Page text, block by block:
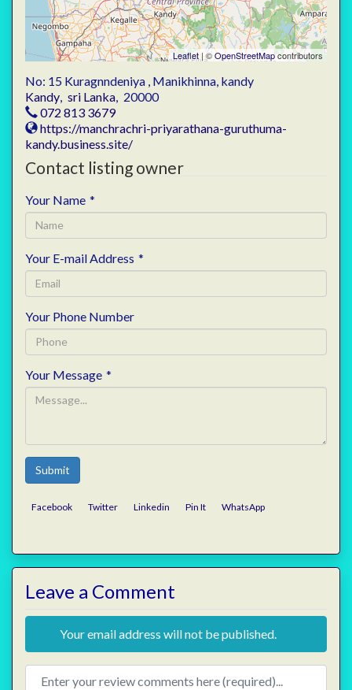
Leaflet| ©OpenStreetMapcontributors
No: 15 Kuragnndeniya , Manikhinna, kandy
Kandy, sri Lanka, 20000
072 813 3679
https://manchrachri-priyarathana-guruthuma-
kandy.business.site/
Contact listing owner
Your Name *
Your E-mail Address *
Your Phone Number
Your Message *
Submit
Facebook Twitter Linkedin Pin It WhatsApp
Leave a Comment
Your email address will not be published.
Review text